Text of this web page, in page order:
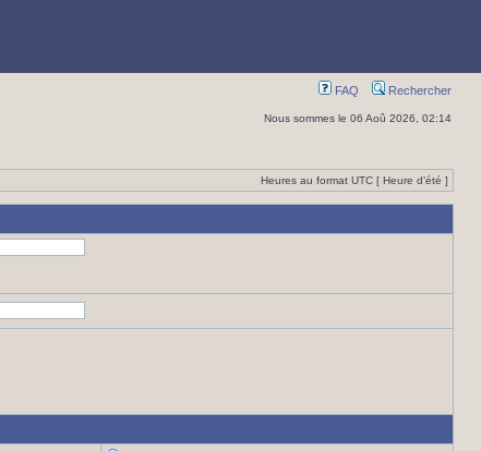
FAQ Rechercher
Nous sommes le 06 Aoû 2026, 02:14
Heures au format UTC [ Heure d’été ]